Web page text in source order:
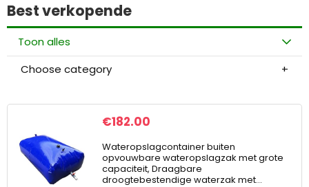
Best verkopende
Toon alles
Choose category
€182.00
Wateropslagcontainer buiten
opvouwbare wateropslagzak met grote
capaciteit, Draagbare
droogtebestendige waterzak met…